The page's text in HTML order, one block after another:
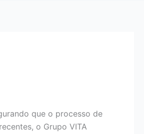
que o processo de
o Grupo VITA